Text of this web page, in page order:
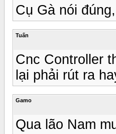
Cụ Gà nói
Tuấn
Cnc Controller
lại phải rút ra
Gamo
Qua lão Nam